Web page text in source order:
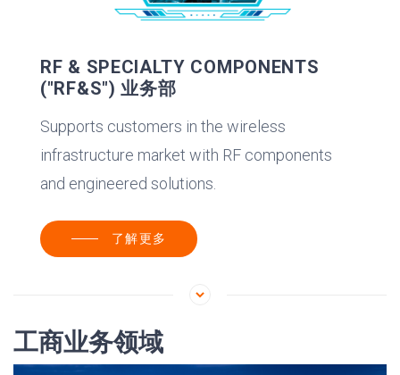
RF & SPECIALTY COMPONENTS
("RF&S") 业务部
Supports customers in the wireless
infrastructure market with RF components
and engineered solutions.
了解更多
工商业务领域